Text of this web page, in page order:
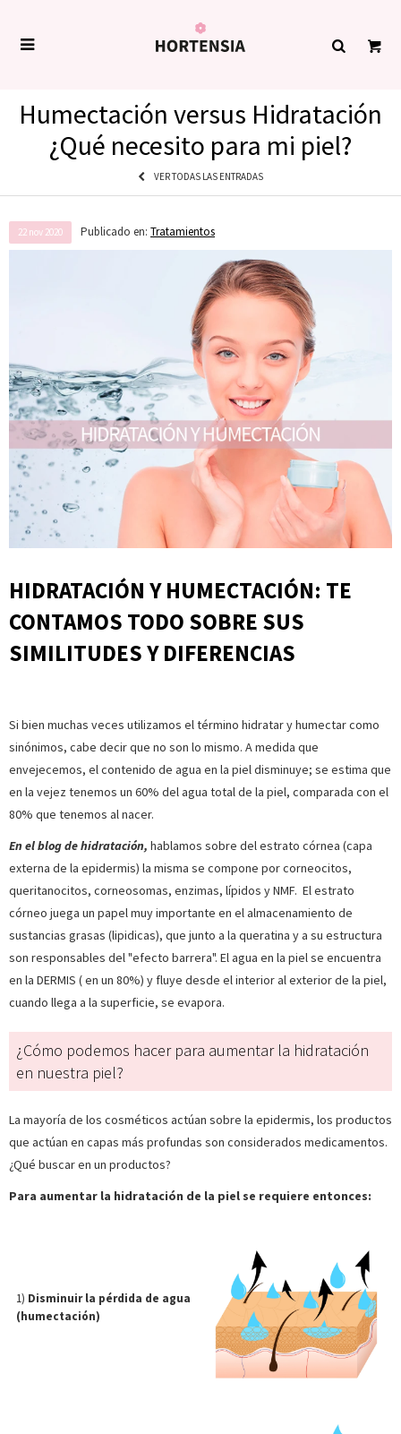

Humectación versus Hidratación
¿Qué necesito para mi piel?
VER TODAS LAS ENTRADAS
22 nov 2020 Publicado en: Tratamientos
HIDRATACIÓN Y HUMECTACIÓN: TE
CONTAMOS TODO SOBRE SUS
SIMILITUDES Y DIFERENCIAS
Si bien muchas veces utilizamos el término hidratar y humectar como
sinónimos, cabe decir que no son lo mismo. A medida que
envejecemos, el contenido de agua en la piel disminuye; se estima que
en la vejez tenemos un 60% del agua total de la piel, comparada con el
80% que tenemos al nacer.
En el blog de hidratación, hablamos sobre del estrato córnea (capa
externa de la epidermis) la misma se compone por corneocitos,
queritanocitos, corneosomas, enzimas, lípidos y NMF. El estrato
córneo juega un papel muy importante en el almacenamiento de
sustancias grasas (lipidicas), que junto a la queratina y a su estructura
son responsables del "efecto barrera". El agua en la piel se encuentra
en la DERMIS ( en un 80%) y fluye desde el interior al exterior de la piel,
cuando llega a la superficie, se evapora.
¿Cómo podemos hacer para aumentar la hidratación
en nuestra piel?
La mayoría de los cosméticos actúan sobre la epidermis, los productos
que actúan en capas más profundas son considerados medicamentos.
¿Qué buscar en un productos?
Para aumentar la hidratación de la piel se requiere entonces:
1) Disminuir la pérdida de agua
(humectación)